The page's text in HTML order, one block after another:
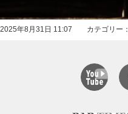
2025年8月31日 11:07 カテゴリー：